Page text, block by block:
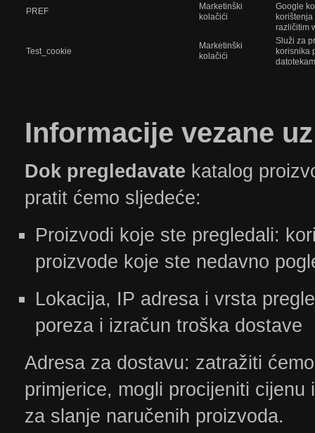
PREF
Marketinški
kolačići
Google
različitim
Test_cookie
Marketinški
kolačići
Služi za
korisnika
​Informacije vezane
Dok pregledavate katalog
pratit ćemo sljedeće:
Proizvodi koje ste pregledali:
proizvode koje ste nedavno
Lokacija, IP adresa i vrsta
poreza i izračun troška dostave
Adresa za dostavu: zatražiti
primjerice, mogli procijeniti
za slanje naručenih proizvoda.